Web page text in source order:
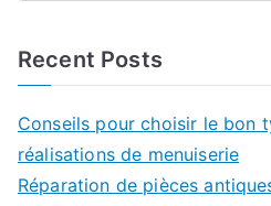
Recent Posts
Conseils pour choisir le bon
réalisations de menuiserie
Réparation de pièces